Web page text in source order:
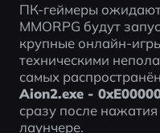
ПК-геймеры
MMORPG будут
крупные онлайн-
техническими
Aion2.exe -
сразу после
лаунчере.